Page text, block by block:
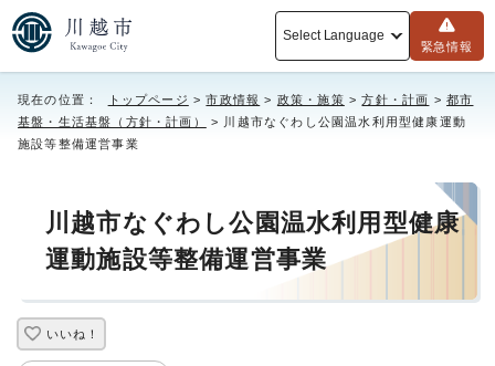
Select Language
緊急情報
現在の位置： トップページ >市政情報 > 政策・施策 >方針・計画 >都市
基盤・生活基盤（方針・計画）
> 川越市なぐわし公園温水利用型健康運動
施設等整備運営事業
川越市なぐわし公園温水利用型健康
運動施設等整備運営事業
いいね！